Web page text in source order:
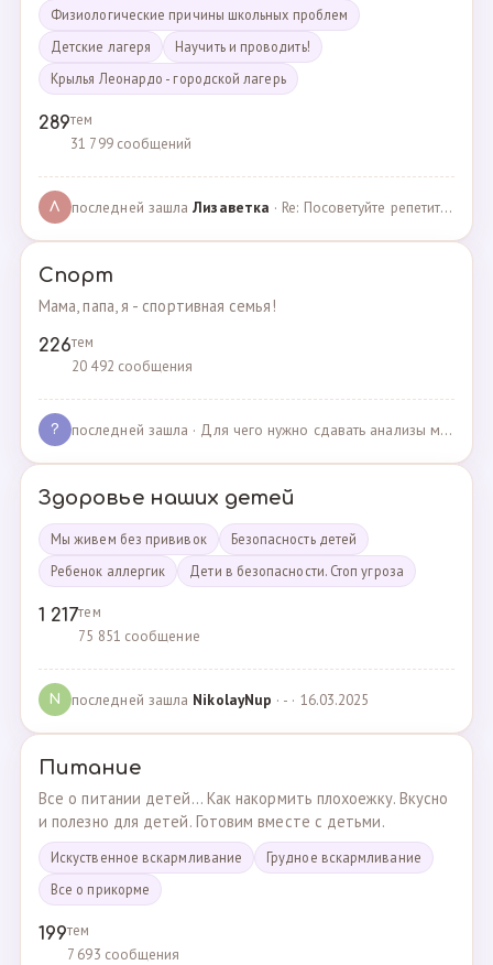
Физиологические причины школьных проблем
Детские лагеря
Научить и проводить!
Крылья Леонардо - городской лагерь
289тем
31 799 сообщений
Л последней зашлаЛизаветка · Re: Посоветуйте репетитора по английскому · 27.11.2024
Спорт
Мама, папа, я - спортивная семья!
226тем
20 492 сообщения
? последней зашла · Для чего нужно сдавать анализы мочи спортсменам? · 03.05.2025
Здоровье наших детей
Мы живем без прививок
Безопасность детей
Ребенок аллергик
Дети в безопасности. Стоп угроза
1 217тем
75 851 сообщение
N последней зашла NikolayNup · - · 16.03.2025
Питание
Все о питании детей... Как накормить плохоежку. Вкусно
и полезно для детей. Готовим вместе с детьми.
Искуственное вскармливание
Грудное вскармливание
Все о прикорме
199тем
7 693 сообщения